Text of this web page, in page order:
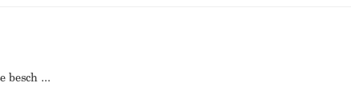
besch ...